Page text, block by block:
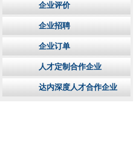
企业评价
企业招聘
企业订单
人才定制合作企业
达内深度人才合作企业